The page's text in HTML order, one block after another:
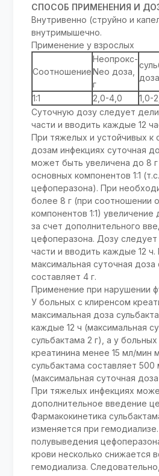
СПОСОБ ПРИМЕНЕНИЯ И
Внутривенно (струйно и
внутримышечно.
Применение у взрослых
Соотношение
Неопрокс-
Neo доза,
г
1:1
2,0-4,0 1,0-
Суточную дозу следует
части и вводить каждые 12
При тяжелых и устойчивых к
дозам инфекциях суточная
может быть увеличена до 8
основных компонентов 1:1
цефоперазона). При
более 8 г (при соотношении
компонентов 1:1) увеличение
за счет дополнительного
цефоперазона. Дозу
части и вводить каждые 12
максимальная суточная доза
составляет 4 г.
Применение при нарушении
У больных с клиренсом
максимальная доза
каждые 12 ч (максимальная
сульбактама 2 г), а у
креатинина менее 15 мл/мин
сульбактама составляет 500
(максимальная суточная доза
При тяжелых инфекциях
дополнительное введение
Фармакокинетика
изменяется при
полувыведения
крови несколько снижается
гемодиализа.